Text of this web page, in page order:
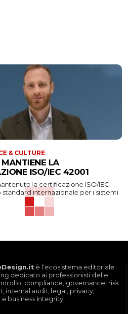
& CULTURE
LA
ISO/IEC 42001
la certificazione ISO/IEC
standard internazionale per i sistemi
è l’ecosistema editoriale
dedicato ai professionisti delle
compliance, governance, risk
internal audit, legal, privacy,
e business integrity.